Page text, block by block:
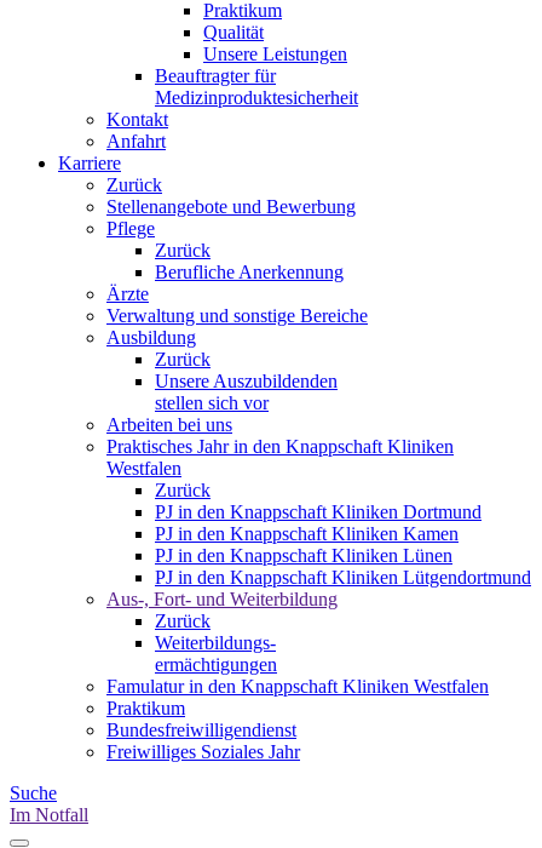
Praktikum
Qualität
Unsere Leistungen
Beauftragter für
Medizinproduktesicherheit
Kontakt
Anfahrt
Karriere
Zurück
Stellenangebote und Bewerbung
Pflege
Zurück
Berufliche Anerkennung
Ärzte
Verwaltung und sonstige Bereiche
Ausbildung
Zurück
Unsere Auszubildenden
stellen sich vor
Arbeiten bei uns
Praktisches Jahr in den Knappschaft Kliniken
Westfalen
Zurück
PJ in den Knappschaft Kliniken Dortmund
PJ in den Knappschaft Kliniken Kamen
PJ in den Knappschaft Kliniken Lünen
PJ in den Knappschaft Kliniken Lütgendortmund
Aus-, Fort- und Weiterbildung
Zurück
Weiterbildungs-
ermächtigungen
Famulatur in den Knappschaft Kliniken Westfalen
Praktikum
Bundesfreiwilligendienst
Freiwilliges Soziales Jahr
Suche
Im Notfall